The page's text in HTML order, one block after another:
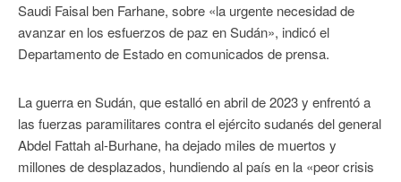
Saudi Faisal ben Farhane, sobre «la urgente necesidad de
avanzar en los esfuerzos de paz en Sudán», indicó el
Departamento de Estado en comunicados de prensa.
La guerra en Sudán, que estalló en abril de 2023 y enfrentó a
las fuerzas paramilitares contra el ejército sudanés del general
Abdel Fattah al-Burhane, ha dejado miles de muertos y
millones de desplazados, hundiendo al país en la «peor crisis